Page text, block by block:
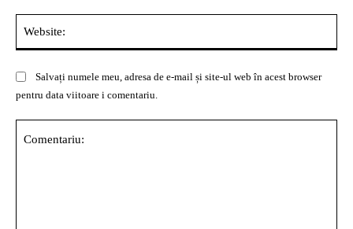
Salvați numele meu, adresa de e-mail și site-ul web în acest browser
pentru data viitoare i comentariu.